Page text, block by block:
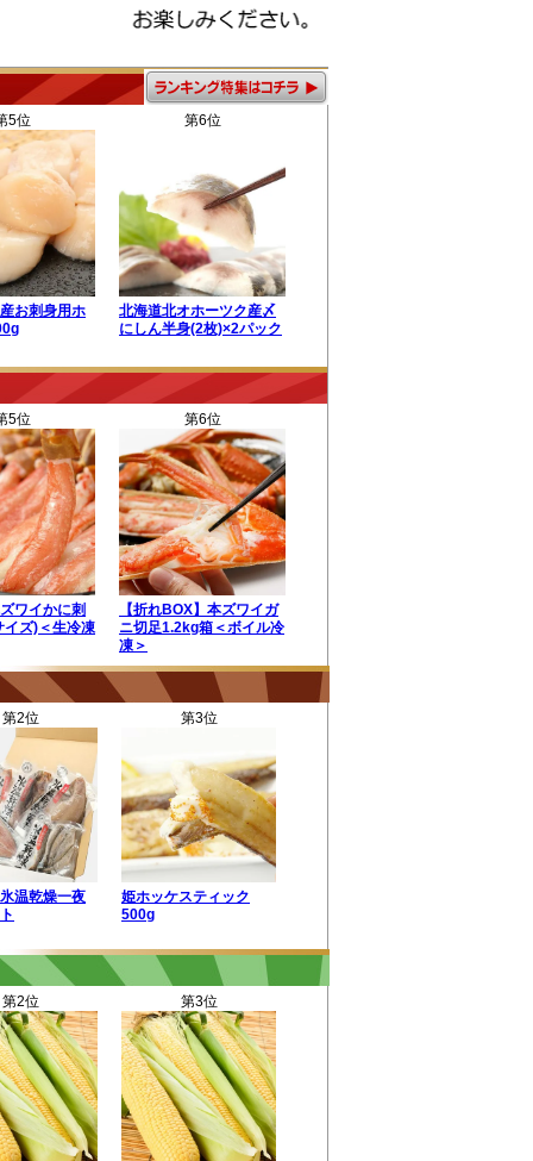
5位
お刺身用ホ
第6位
北海道北オホーツク産〆
にしん半身(2枚)×2パック
5位
ワイかに刺
イズ)＜生冷凍
第6位
【折れBOX】本ズワイガ
ニ切足1.2kg箱＜ボイル冷
凍＞
第2位
温乾燥一夜
第3位
姫ホッケスティック
500g
第2位 第3位